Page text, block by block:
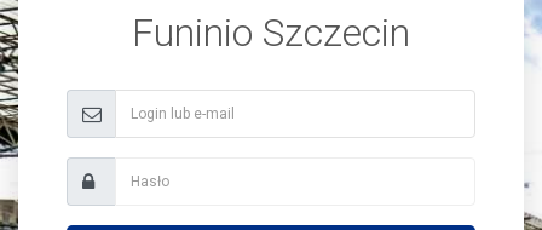
Funinio Szczecin